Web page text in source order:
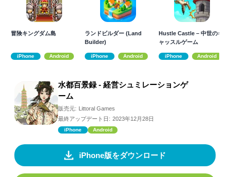
冒険キングダム島
iPhone Android
ランドビルダー (Land
Builder)
iPhone Android
Hustle Castle – 中世のキ
ャッスルゲーム
iPhone Android
水都百景録 - 経営シュミレーションゲ
ーム
販売元: Littoral Games
最終アップデート日: 2023年12月28日
iPhone Android
iPhone版をダウンロード